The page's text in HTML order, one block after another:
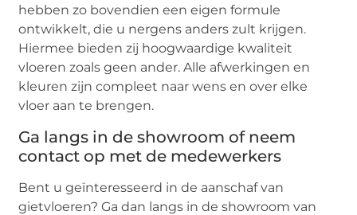
hebben zo bovendien een eigen formule
ontwikkelt, die u nergens anders zult krijgen.
Hiermee bieden zij hoogwaardige kwaliteit
vloeren zoals geen ander. Alle afwerkingen en
kleuren zijn compleet naar wens en over elke
vloer aan te brengen.
Ga langs in de showroom of neem
contact op met de medewerkers
Bent u geïnteresseerd in de aanschaf van
gietvloeren? Ga dan langs in de showroom van